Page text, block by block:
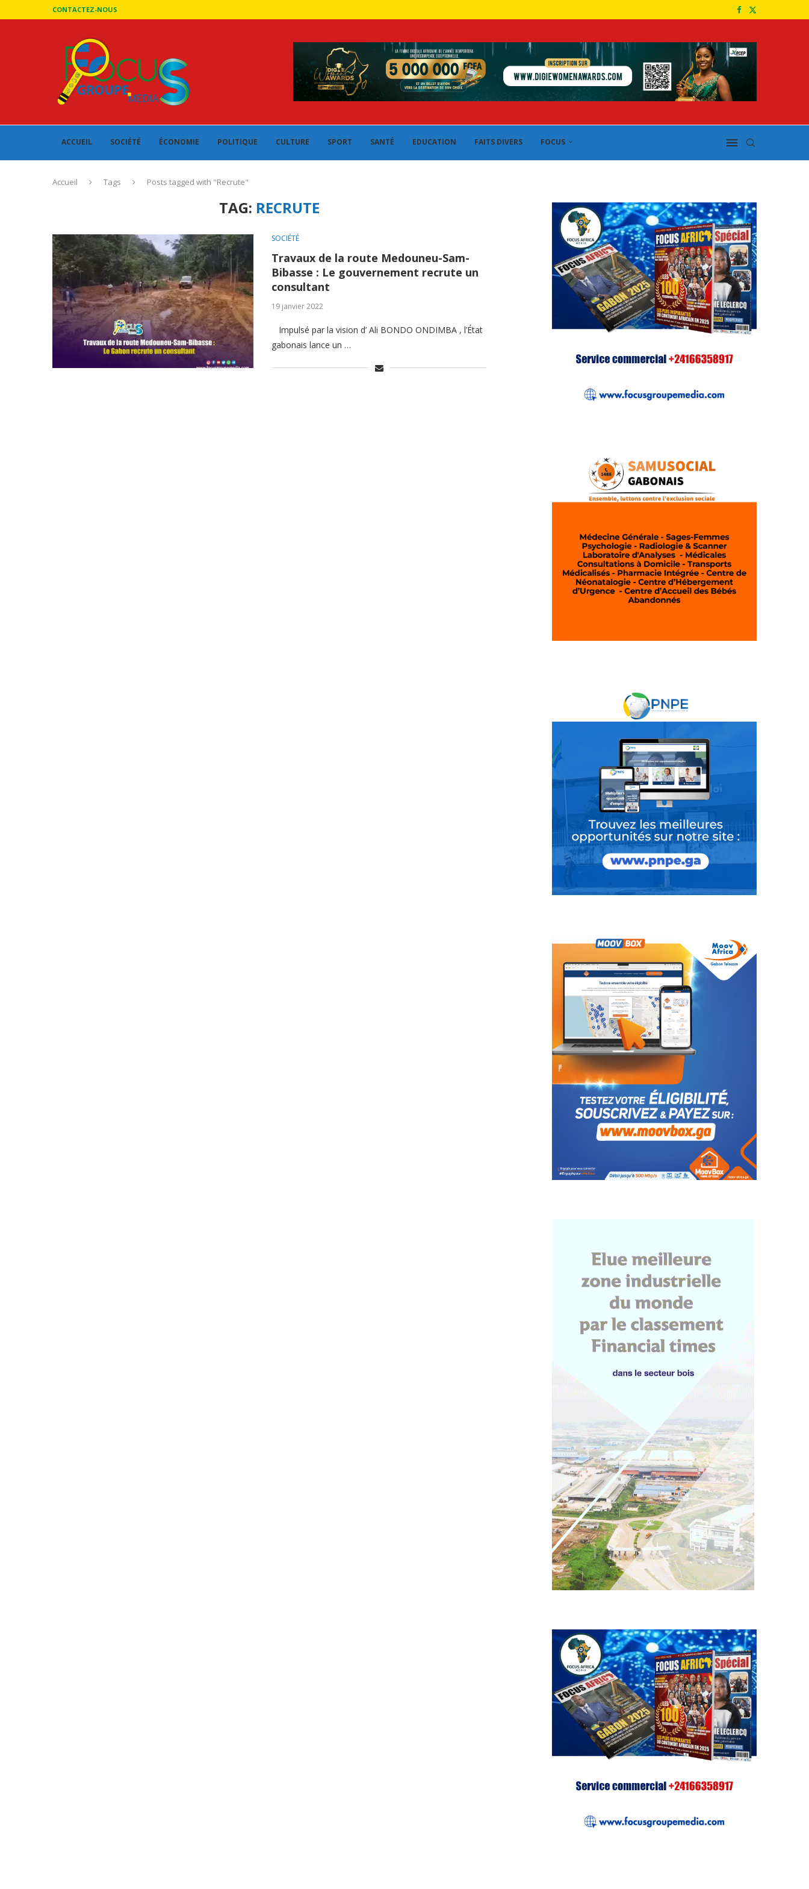
CONTACTEZ-NOUS
ACCUEIL SOCIÉTÉ ÉCONOMIE POLITIQUE CULTURE SPORT SANTÉ EDUCATION FAITS DIVERS FOCUS
Accueil Tags Posts tagged with "Recrute"
TAG: RECRUTE
SOCIÉTÉ
Travaux de la route Medouneu-Sam-
Bibasse : Le gouvernement recrute un
consultant
19 janvier 2022
Impulsé par la vision d’ Ali BONDO ONDIMBA , l’État
gabonais lance un …